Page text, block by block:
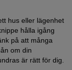
hus eller lägenhet
hålla igång
på att många
om din
är rätt för dig.